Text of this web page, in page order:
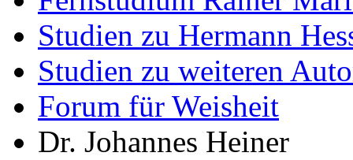
Studien zu Hermann
Studien zu weiteren
Forum für Weisheit
Dr. Johannes Heiner